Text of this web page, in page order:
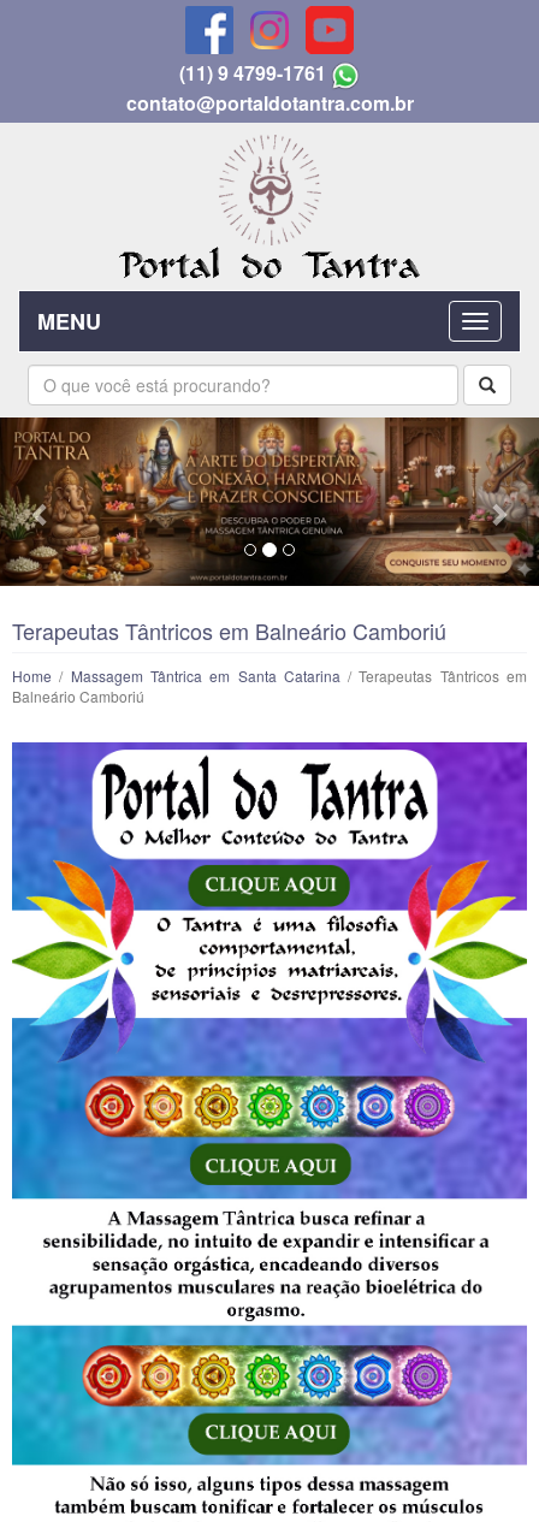
(11) 9 4799-1761
contato@portaldotantra.com.br
MENU
Previous
Terapeutas Tântricos em Balneário Camboriú
Home / Massagem Tântrica em Santa Catarina / Terapeutas Tântricos em
Balneário Camboriú